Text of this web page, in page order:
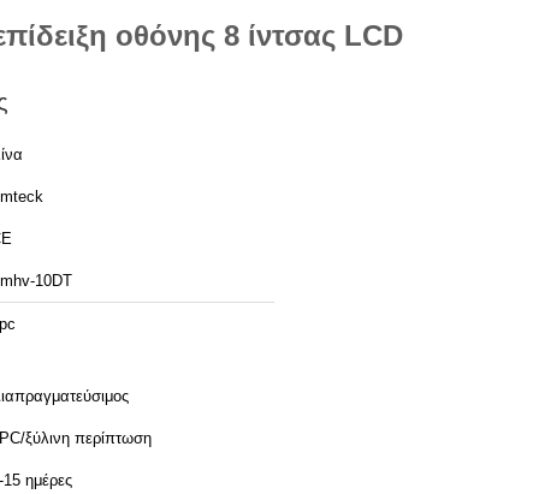
οθόνης 8 ίντσας LCD
10DT
ξύλινη περίπτωση
15 ημέρες